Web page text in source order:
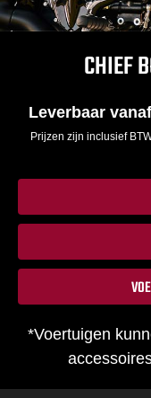
CHIEF
Leverbaar vanaf
Prijzen zijn inclusief
*Voertuigen